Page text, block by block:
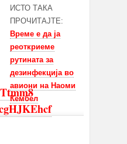
ИСТО ТАКА
ПРОЧИТАЈТЕ:
Време е да ја
реоткриеме
рутината за
дезинфекција во
авиони на Наоми
Кембел